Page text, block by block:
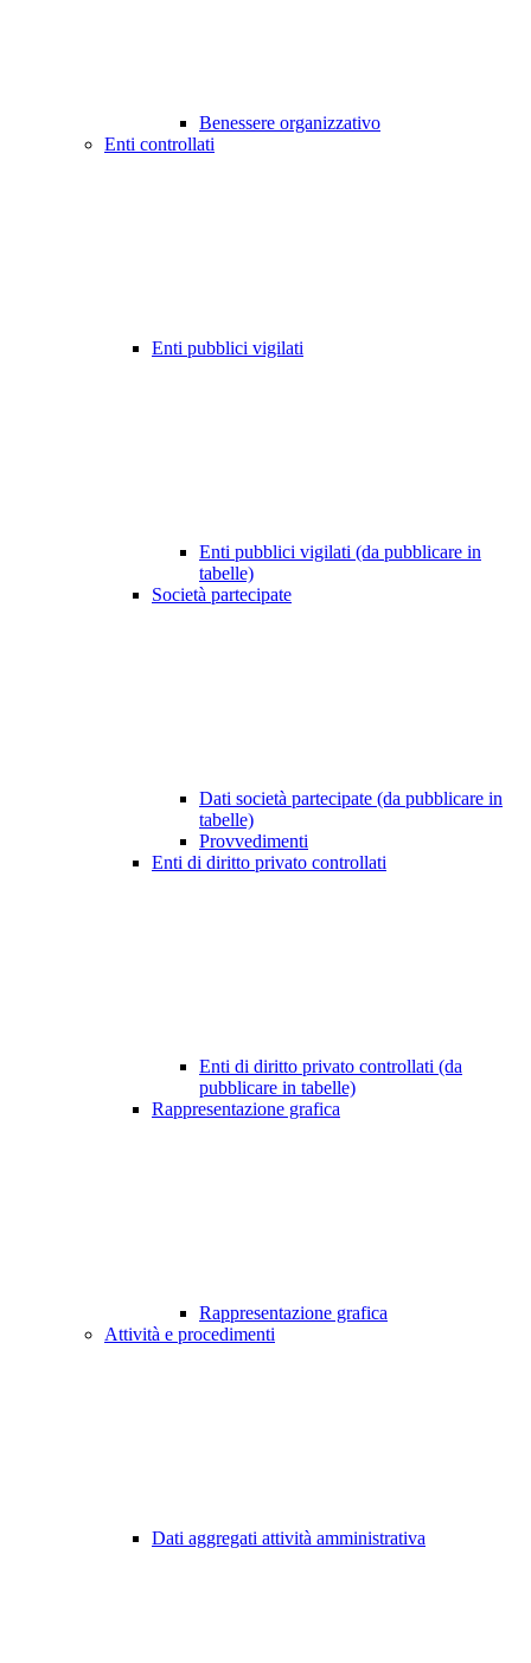
Benessere organizzativo
Enti controllati
Enti pubblici vigilati
Enti pubblici vigilati (da pubblicare in
tabelle)
Società partecipate
Dati società partecipate (da pubblicare in
tabelle)
Provvedimenti
Enti di diritto privato controllati
Enti di diritto privato controllati (da
pubblicare in tabelle)
Rappresentazione grafica
Rappresentazione grafica
Attività e procedimenti
Dati aggregati attività amministrativa